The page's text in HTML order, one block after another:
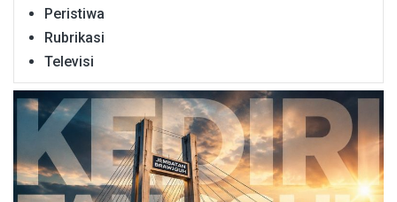
Peristiwa
Rubrikasi
Televisi